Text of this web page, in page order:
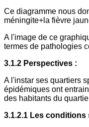
Ce diagramme nous
méningite+la fièvre
A l'image de ce
termes de pathologies
3.1.2 Perspectives :
A l'instar ses quartiers
épidémiques ont
des habitants du
3.1.2.1 Les